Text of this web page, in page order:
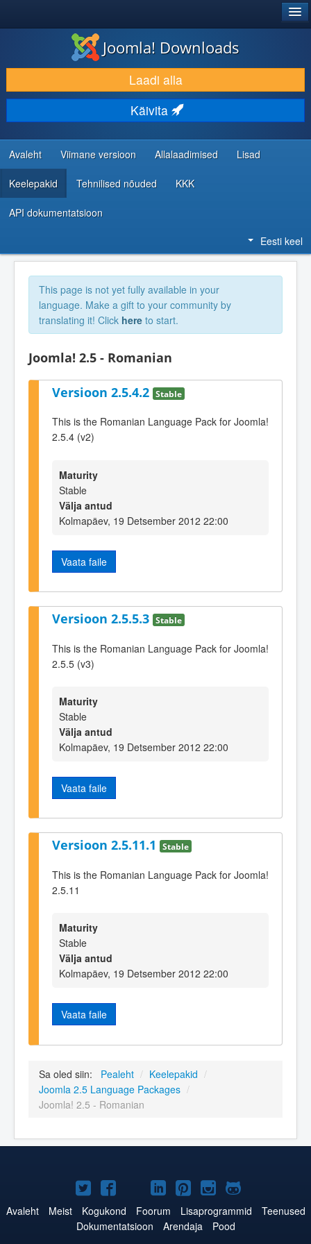
LAADI ALLA JA LAIENDA
AVASTA JA ÕPI
KOGUKOND JA KASUTAJATUGI
RESSURSID ARENDAJATELE
Joomla! Downloads
Laadi alla
Käivita
Avaleht Viimane versioon Allalaadimised Lisad
Keelepakid Tehnilised nõuded KKK
API dokumentatsioon
Eesti keel
This page is not yet fully available in your
language. Make a gift to your community by
translating it! Click here to start.
Joomla! 2.5 - Romanian
Versioon 2.5.4.2 Stable
This is the Romanian Language Pack for Joomla!
2.5.4 (v2)
Maturity
Stable
Välja antud
Kolmapäev, 19 Detsember 2012 22:00
Vaata faile
Versioon 2.5.5.3 Stable
This is the Romanian Language Pack for Joomla!
2.5.5 (v3)
Maturity
Stable
Välja antud
Kolmapäev, 19 Detsember 2012 22:00
Vaata faile
Versioon 2.5.11.1 Stable
This is the Romanian Language Pack for Joomla!
2.5.11
Maturity
Stable
Välja antud
Kolmapäev, 19 Detsember 2012 22:00
Vaata faile
Sa oled siin: Pealeht / Keelepakid /
Joomla 2.5 Language Packages /
Joomla! 2.5 - Romanian
Joomla!
Twitteris
Joomla!
Facebookis
Joomla!
YouTubes
Joomla!
LinkedInis
Joomla!
Pinterestis
Joomla!
Instagramis
Joomla!
GitHubis
Avaleht Meist Kogukond Foorum Lisaprogrammid
Teenused
Dokumentatsioon
Arendaja
Pood